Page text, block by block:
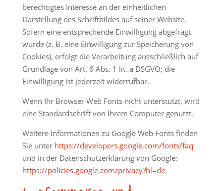
berechtigtes Interesse an der einheitlichen
Darstellung des Schriftbildes auf seiner Website.
Sofern eine entsprechende Einwilligung abgefragt
wurde (z. B. eine Einwilligung zur Speicherung von
Cookies), erfolgt die Verarbeitung ausschließlich auf
Grundlage von Art. 6 Abs. 1 lit. a DSGVO; die
Einwilligung ist jederzeit widerrufbar.
Wenn Ihr Browser Web Fonts nicht unterstützt, wird
eine Standardschrift von Ihrem Computer genutzt.
Weitere Informationen zu Google Web Fonts finden
Sie unter https://developers.google.com/fonts/faq
und in der Datenschutzerklärung von Google:
https://policies.google.com/privacy?hl=de.